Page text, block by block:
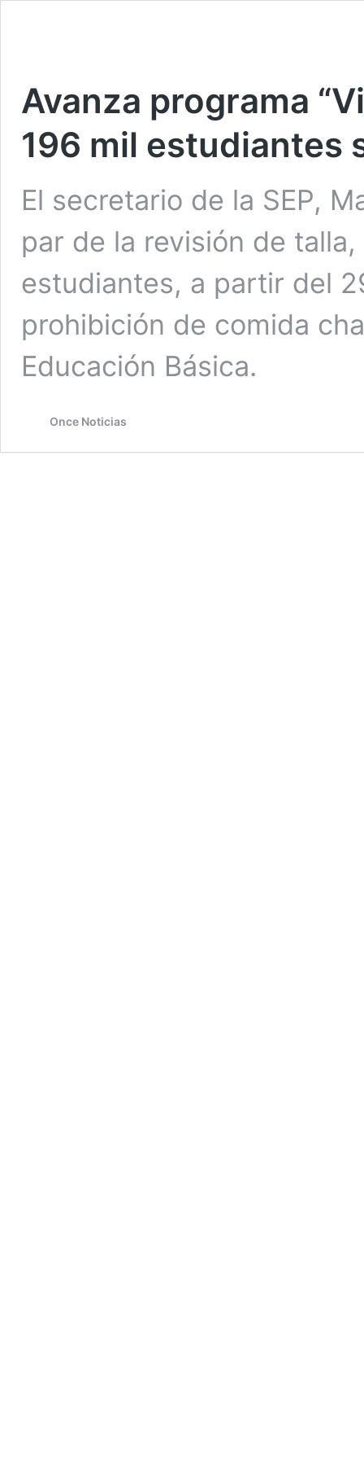
Avanza programa
196 mil estudiantes
El secretario de la SEP,
par de la revisión de
estudiantes, a partir del
prohibición de comida
Educación Básica.
Once Noticias